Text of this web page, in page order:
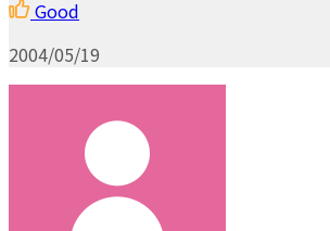
Good
2004/05/19